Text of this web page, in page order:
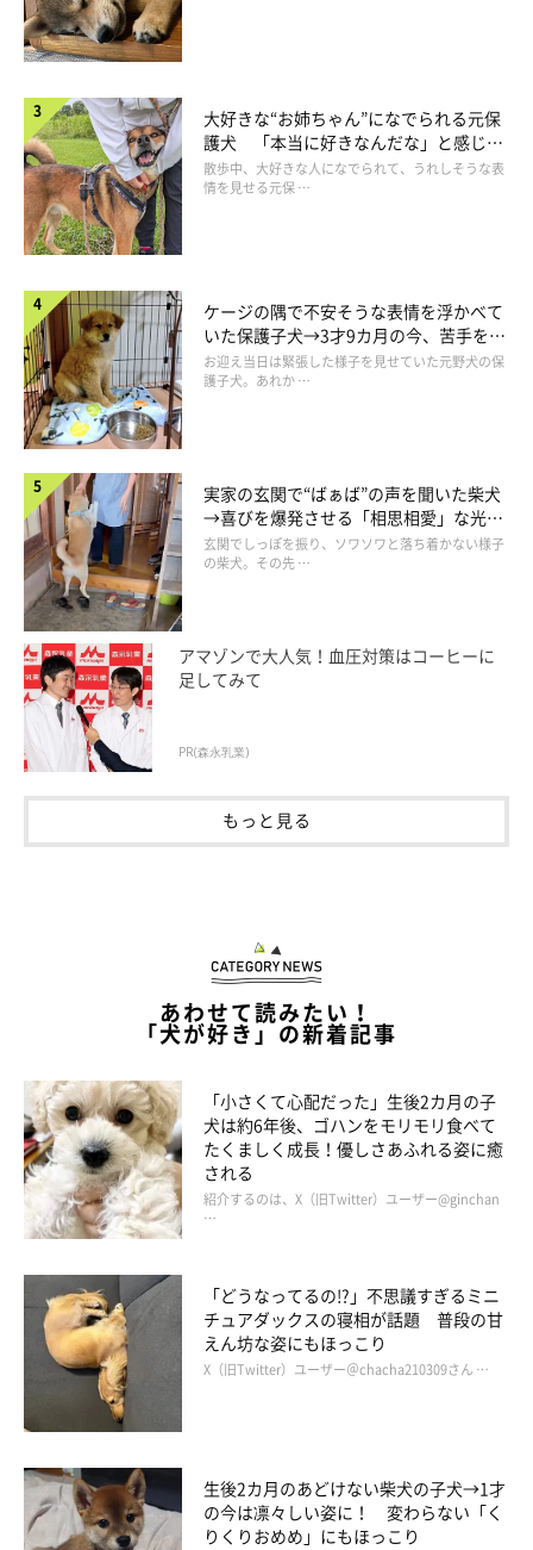
大好きな“お姉ちゃん”になでられる元保
護犬 「本当に好きなんだな」と感じる
表情にほっこり
散歩中、大好きな人になでられて、うれしそうな表
情を見せる元保 …
ケージの隅で不安そうな表情を浮かべて
いた保護子犬→3才9カ月の今、苦手を克
服し頼もしいコに成長！
お迎え当日は緊張した様子を見せていた元野犬の保
護子犬。あれか …
実家の玄関で“ばぁば”の声を聞いた柴犬
→喜びを爆発させる「相思相愛」な光景
にほっこり
玄関でしっぽを振り、ソワソワと落ち着かない様子
の柴犬。その先 …
アマゾンで大人気！血圧対策はコーヒーに
足してみて
PR(森永乳業)
もっと見る
あわせて読みたい！
「犬が好き」の新着記事
「小さくて心配だった」生後2カ月の子
犬は約6年後、ゴハンをモリモリ食べて
たくましく成長！優しさあふれる姿に癒
される
紹介するのは、X（旧Twitter）ユーザー@ginchan
…
「どうなってるの!?」不思議すぎるミニ
チュアダックスの寝相が話題 普段の甘
えん坊な姿にもほっこり
X（旧Twitter）ユーザー＠chacha210309さん …
生後2カ月のあどけない柴犬の子犬→1才
の今は凛々しい姿に！ 変わらない「く
りくりおめめ」にもほっこり